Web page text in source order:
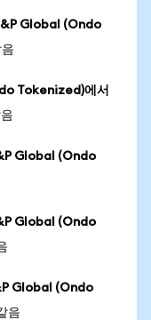
Global (Ondo
Tokenized)에서
Global (Ondo
Global (Ondo
Global (Ondo
음